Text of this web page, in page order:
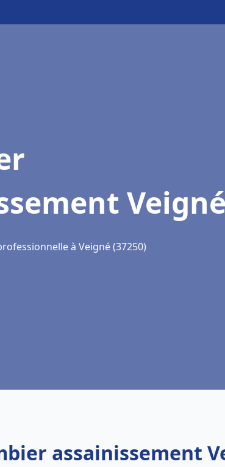
Veigné
à Veigné (37250)
assainissement